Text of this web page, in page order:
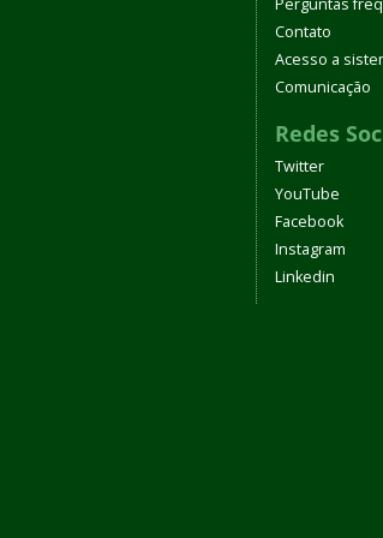
Perguntas
Contato
Acesso a
Comunicação
Redes
Twitter
YouTube
Facebook
Instagram
Linkedin